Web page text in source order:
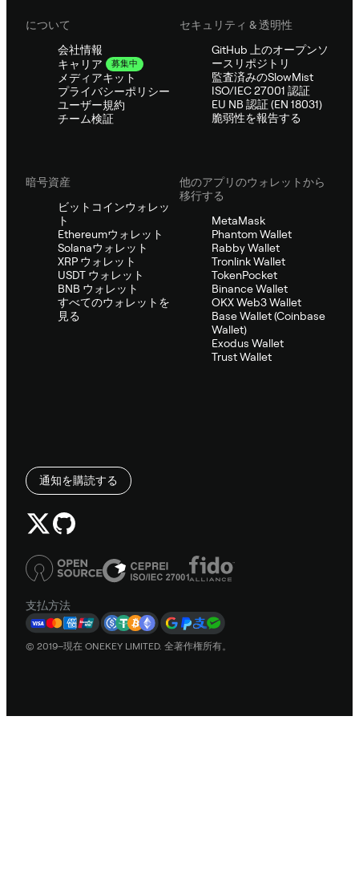
について
会社情報
キャリア
募集中
メディアキット
プライバシーポリシー
ユーザー規約
チーム検証
セキュリティ & 透明性
GitHub 上のオープンソ
ースリポジトリ
監査済みのSlowMist
ISO/IEC 27001 認証
EU NB 認証 (EN 18031)
脆弱性を報告する
暗号資産
ビットコインウォレッ
ト
Ethereumウォレット
Solanaウォレット
XRP ウォレット
USDT ウォレット
BNB ウォレット
すべてのウォレットを
見る
他のアプリのウォレットから
移行する
MetaMask
Phantom Wallet
Rabby Wallet
Tronlink Wallet
TokenPocket
Binance Wallet
OKX Web3 Wallet
Base Wallet (Coinbase
Wallet)
Exodus Wallet
Trust Wallet
通知を購読する
支払方法
© 2019–現在 ONEKEY LIMITED. 全著作権所有。